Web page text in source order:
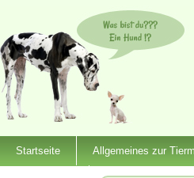
Startseite Allgemeines zur